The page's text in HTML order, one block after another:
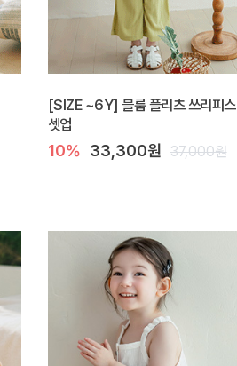
[SIZE ~6Y] 블룸 플리츠 쓰리피스
셋업
10% 33,300원 37,000원